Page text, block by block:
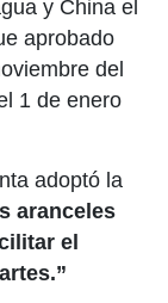
y China el
aprobado
del
1 de enero
adoptó la
aranceles
el